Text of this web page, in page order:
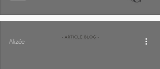
Alizée